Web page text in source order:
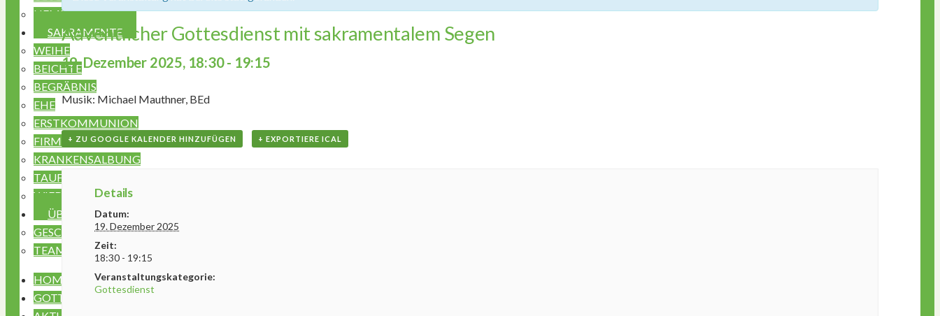
HEMMA JUGEND
SAKRAMENTE
WEIHE
BEICHTE
BEGRÄBNIS
EHE
ERSTKOMMUNION
FIRMUNG
KRANKENSALBUNG
TAUFE
WIEDEREINTRITT
ÜBER UNS
GESCHICHTE
TEAM
HOME
GOTTESDIENSTE & VERANSTALTUNGEN
Adventlicher Gottesdienst mit sakramentalem Segen
19. Dezember 2025, 18:30- 19:15
Musik: Michael Mauthner, BEd
+ ZU GOOGLE KALENDER HINZUFÜGEN + EXPORTIERE ICAL
Details
Datum:
19. Dezember 2025
Zeit:
18:30 - 19:15
Veranstaltungskategorie:
Gottesdienst